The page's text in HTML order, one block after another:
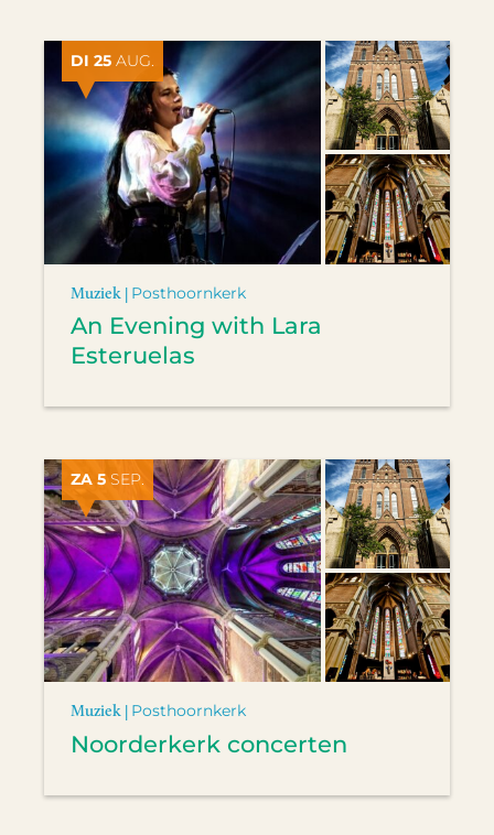
DI 25 AUG.
Muziek | Posthoornkerk
An Evening with Lara
Esteruelas
ZA 5 SEP.
Muziek | Posthoornkerk
Noorderkerk concerten